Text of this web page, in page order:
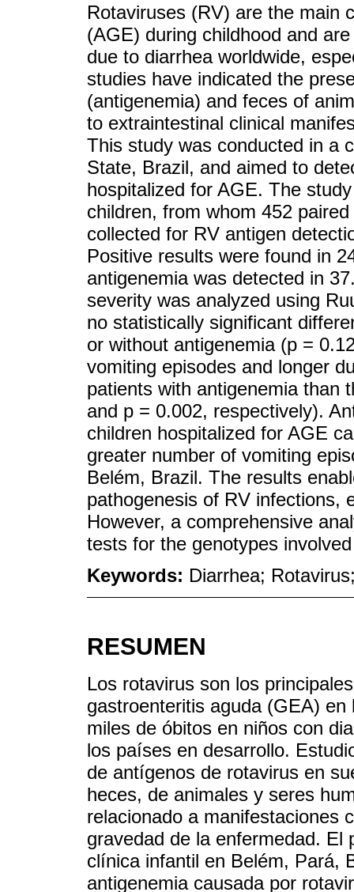
Rotaviruses (RV) are the main
(AGE) during childhood and
due to diarrhea worldwide,
studies have indicated the
(antigenemia) and feces of
to extraintestinal clinical
This study was conducted in a
State, Brazil, and aimed to
hospitalized for AGE. The
children, from whom 452
collected for RV antigen
Positive results were found in
antigenemia was detected in
severity was analyzed using
no statistically significant
or without antigenemia (p =
vomiting episodes and longer
patients with antigenemia than
and p = 0.002, respectively).
children hospitalized for AGE
greater number of vomiting
Belém, Brazil. The results
pathogenesis of RV infections,
However, a comprehensive
tests for the genotypes
Keywords: Diarrhea;
RESUMEN
Los rotavirus son los
gastroenteritis aguda (GEA)
miles de óbitos en niños con
los países en desarrollo.
de antígenos de rotavirus en
heces, de animales y seres
relacionado a manifestaciones
gravedad de la enfermedad. El
clínica infantil en Belém, Pará,
antigenemia causada por